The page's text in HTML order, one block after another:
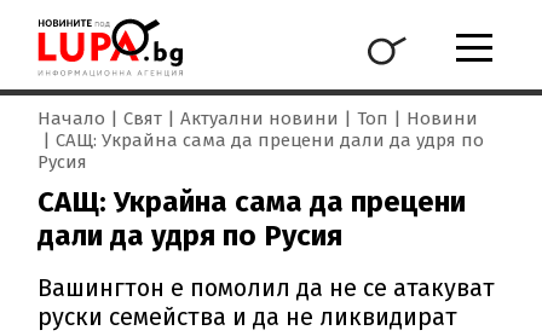
Начало Свят Актуални новини Топ
Новини
САЩ: Украйна сама да прецени дали да удря по
Русия
САЩ: Украйна сама да прецени
дали да удря по Русия
Вашингтон е помолил да не се атакуват
руски семейства и да не ликвидират